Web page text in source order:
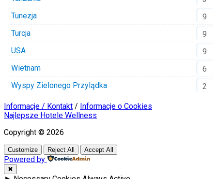
Tunezja
9
Turcja
9
USA
9
Wietnam
6
Wyspy Zielonego Przylądka
2
Informacje / Kontakt / Informacje o Cookies
Najlepsze Hotele Wellness
Copyright © 2026
Customize Reject All Accept All
Powered by
✖